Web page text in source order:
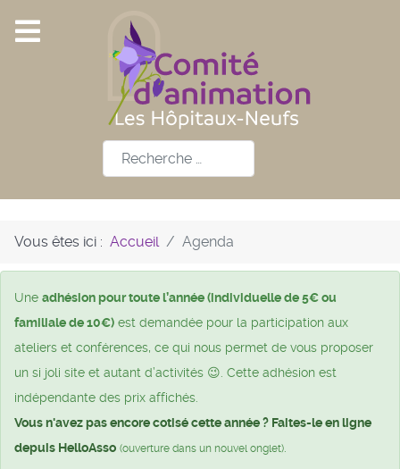
Rechercher
Vous êtes ici : Accueil Agenda
Une adhésion pour toute l’année (individuelle de 5€ ou
familiale de 10€) est demandée pour la participation aux
ateliers et conférences, ce qui nous permet de vous proposer
un si joli site et autant d’activités 😉. Cette adhésion est
indépendante des prix affichés.
Vous n'avez pas encore cotisé cette année ? Faites-le en ligne
depuis HelloAsso (ouverture dans un nouvel onglet)